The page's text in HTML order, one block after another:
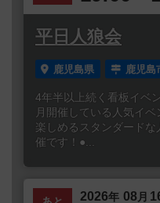
平日人狼会
鹿児島県 鹿児島
4年半以上続く看板イベ
月開催している人気イ
楽しめるスタンダード
催です！●...
2026年 08 月